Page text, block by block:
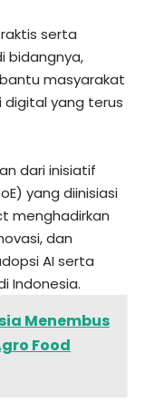
serta
bidangnya,
masyarakat
yang terus
dari inisiatif
yang diinisiasi
menghadirkan
dan
AI serta
Indonesia.
Menembus
Food